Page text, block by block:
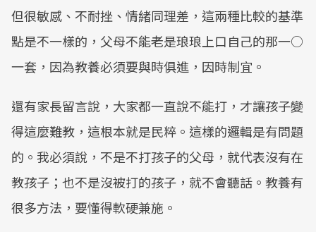
但很敏感、不耐挫、情緒同理差，這兩種比較的基準
點是不一樣的，父母不能老是琅琅上口自己的那一○
一套，因為教養必須要與時俱進，因時制宜。
還有家長留言說，大家都一直說不能打，才讓孩子變
得這麼難教，這根本就是民粹。這樣的邏輯是有問題
的。我必須說，不是不打孩子的父母，就代表沒有在
教孩子；也不是沒被打的孩子，就不會聽話。教養有
很多方法，要懂得軟硬兼施。